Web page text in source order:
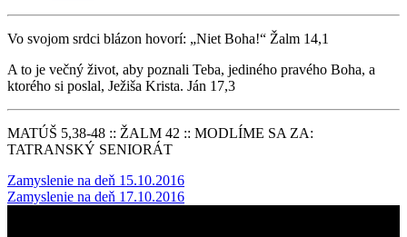
Vo svojom srdci blázon hovorí: „Niet Boha!“ Žalm 14,1
A to je večný život, aby poznali Teba, jediného pravého Boha, a
ktorého si poslal, Ježiša Krista. Ján 17,3
MATÚŠ 5,38-48 :: ŽALM 42 :: MODLÍME SA ZA:
TATRANSKÝ SENIORÁT
Post
navigation
Zamyslenie na deň 15.10.2016
Zamyslenie na deň 17.10.2016